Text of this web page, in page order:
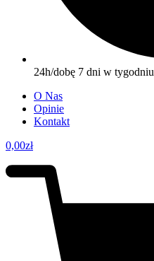
24h/dobę 7 dni w tygodniu
O Nas
Opinie
Kontakt
0,00zł